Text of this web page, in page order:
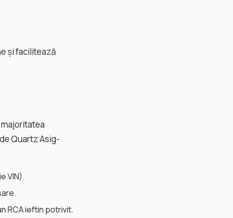
și facilitează
Quartz Asig-
VIN).
RCA ieftin potrivit.